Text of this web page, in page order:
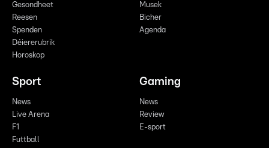
Gesondheet
Reesen
Spenden
Déiererubrik
Horoskop
Musek
Bicher
Agenda
Sport
News
Live Arena
F1
Futtball
Gaming
News
Review
E-sport